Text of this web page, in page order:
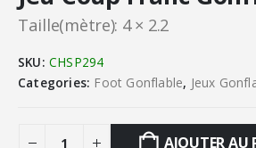
Taille(mètre): 4 × 2.2
SKU: CHSP294
Categories: Foot Gonflable, Jeux
AJOUTER AU